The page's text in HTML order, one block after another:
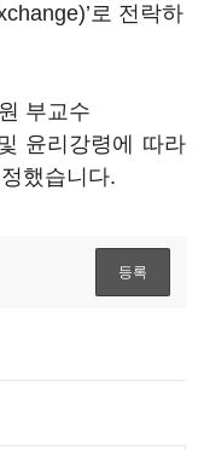
로 전락하
부교수
윤리강령에 따라
했습니다.